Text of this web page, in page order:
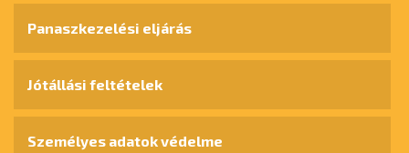
Panaszkezelési eljárás
Jótállási feltételek
Személyes adatok védelme